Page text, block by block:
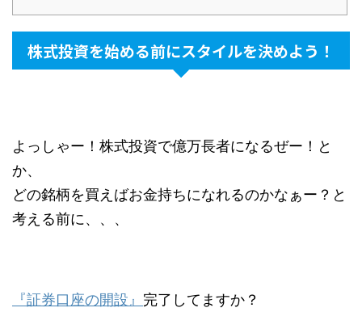
株式投資を始める前にスタイルを決めよう！
よっしゃー！株式投資で億万長者になるぜー！と
か、
どの銘柄を買えばお金持ちになれるのかなぁー？と
考える前に、、、
『証券口座の開設』 完了してますか？